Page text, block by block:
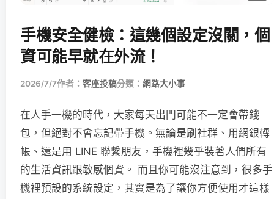
手機安全健檢：這幾個設定沒關，個
資可能早就在外流！
2026/7/7作者： 客座投稿分類： 網路大小事
在人手一機的時代，大家每天出門可能不一定會帶錢
包，但絕對不會忘記帶手機。無論是刷社群、用網銀轉
帳、還是用 LINE 聯繫朋友，手機裡幾乎裝著人們所有
的生活資訊跟敏感個資。 而且你可能沒注意到，很多手
機裡預設的系統設定，其實是為了讓你方便使用才這樣